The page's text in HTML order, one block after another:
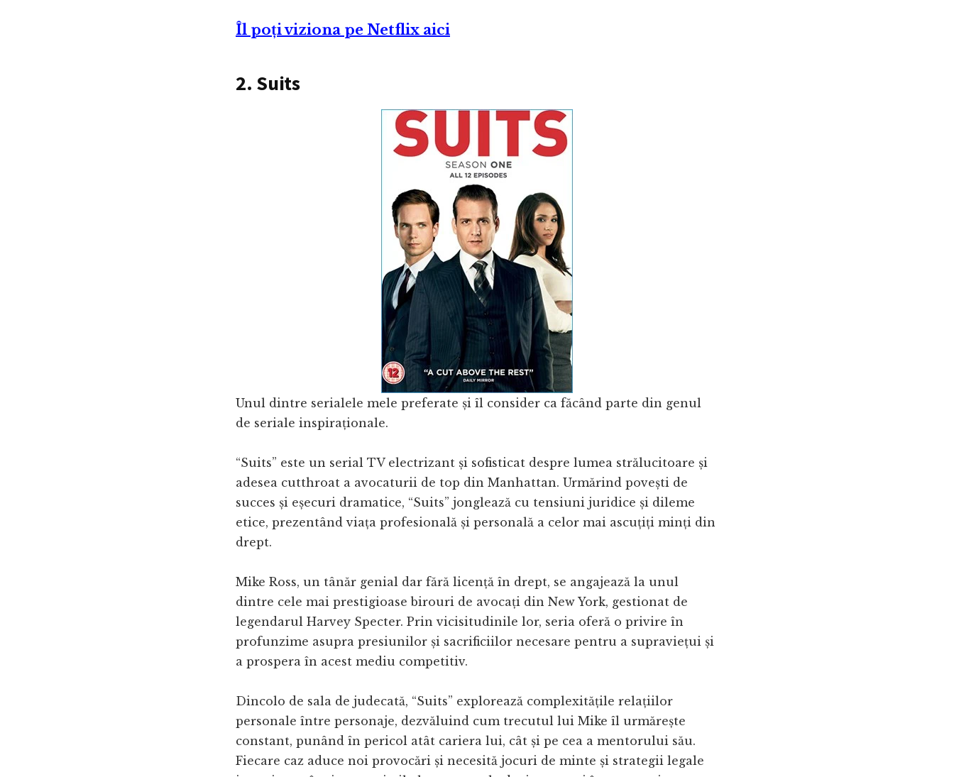
Îl poți viziona pe Netflix aici
2. Suits
Unul dintre serialele mele preferate și îl consider ca făcând parte din genul
de seriale inspiraționale.
“Suits” este un serial TV electrizant și sofisticat despre lumea strălucitoare și
adesea cutthroat a avocaturii de top din Manhattan. Urmărind povești de
succes și eșecuri dramatice, “Suits” jonglează cu tensiuni juridice și dileme
etice, prezentând viața profesională și personală a celor mai ascuțiți minți din
drept.
Mike Ross, un tânăr genial dar fără licență în drept, se angajează la unul
dintre cele mai prestigioase birouri de avocați din New York, gestionat de
legendarul Harvey Specter. Prin vicisitudinile lor, seria oferă o privire în
profunzime asupra presiunilor și sacrificiilor necesare pentru a supraviețui și
a prospera în acest mediu competitiv.
Dincolo de sala de judecată, “Suits” explorează complexitățile relațiilor
personale între personaje, dezvăluind cum trecutul lui Mike îl urmărește
constant, punând în pericol atât cariera lui, cât și pe cea a mentorului său.
Fiecare caz aduce noi provocări și necesită jocuri de minte și strategii legale